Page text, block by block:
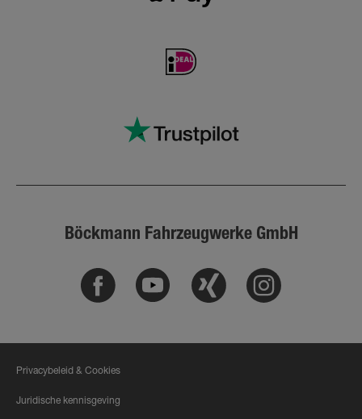
Böckmann Fahrzeugwerke GmbH
Facebook Youtube Xing Instagram
Privacybeleid & Cookies
Juridische kennisgeving